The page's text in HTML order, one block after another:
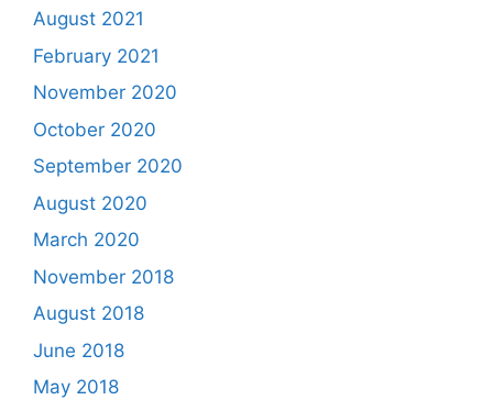
August 2021
February 2021
November 2020
October 2020
September 2020
August 2020
March 2020
November 2018
August 2018
June 2018
May 2018